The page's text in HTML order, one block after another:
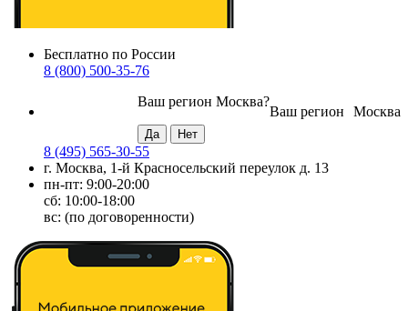
Бесплатно по России
8 (800) 500-35-76
Москва
Ваш регион
Ваш регион Москва?
8 (495) 565-30-55
г. Москва, 1-й Красносельский переулок д. 13
пн-пт: 9:00-20:00
сб: 10:00-18:00
вс: (по договоренности)